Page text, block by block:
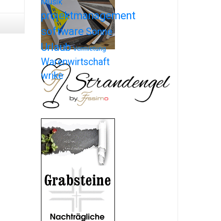
projektmanagement
softwareSonne
Urlaub Vermietung
Warenwirtschaft
wrike